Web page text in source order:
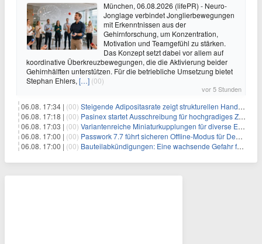
München, 06.08.2026 (lifePR) - Neuro-
Jonglage verbindet Jonglierbewegungen
mit Erkenntnissen aus der
Gehirnforschung, um Konzentration,
Motivation und Teamgefühl zu stärken.
Das Konzept setzt dabei vor allem auf
koordinative Überkreuzbewegungen, die die Aktivierung beider
Gehirnhälften unterstützen. Für die betriebliche Umsetzung bietet
Stephan Ehlers, […] (00)
vor 5 Stunden
06.08. 17:34 | (00) Steigende Adipositasrate zeigt strukturellen Handlungsbedarf bei der Ernährung schulpflichtiger Kinder
06.08. 17:18 | (00) Pasinex startet Ausschreibung für hochgradiges Zinksulfidkonzentrat mit Germanium- und Silbergehalten und stellt ein Betriebsupdate bereit
06.08. 17:03 | (00) Variantenreiche Miniaturkupplungen für diverse Einsatzbereiche
06.08. 17:00 | (00) Passwork 7.7 führt sicheren Offline-Modus für Desktop- und Mobile-Apps ein
06.08. 17:00 | (00) Bauteilabkündigungen: Eine wachsende Gefahr für industrielle Elektroniksysteme